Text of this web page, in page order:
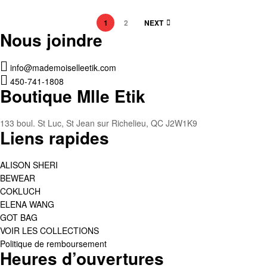
1 2 NEXT
Nous joindre
info@mademoiselleetik.com
450-741-1808
Boutique Mlle Etik
133 boul. St Luc, St Jean sur Richelieu, QC J2W1K9
Liens rapides
ALISON SHERI
BEWEAR
COKLUCH
ELENA WANG
GOT BAG
VOIR LES COLLECTIONS
Politique de remboursement
Heures d’ouvertures